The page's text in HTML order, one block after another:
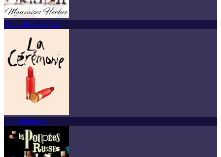
Mauvaises herbes
La Cérémonie